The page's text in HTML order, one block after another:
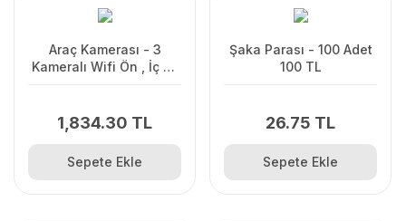
Araç Kamerası - 3
Kameralı Wifi Ön , İç ve
1,834.30 TL
Sepete Ekle
Şaka Parası - 100 Adet
100 TL
26.75 TL
Sepete Ekle